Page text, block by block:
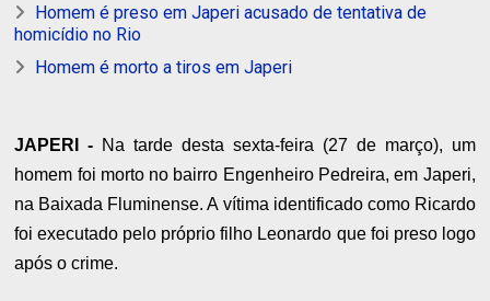
Homem é preso em Japeri acusado de tentativa de
homicídio no Rio
Homem é morto a tiros em Japeri
JAPERI - Na tarde desta sexta-feira (27 de março), um
homem foi morto no bairro Engenheiro Pedreira, em Japeri,
na Baixada Fluminense. A vítima identificado como Ricardo
foi executado pelo próprio filho Leonardo que foi preso logo
após o crime.